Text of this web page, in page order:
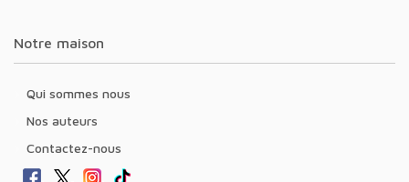
Notre maison
Qui sommes nous
Nos auteurs
Contactez-nous